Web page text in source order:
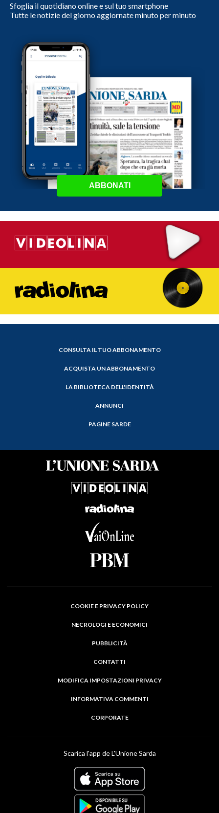
Sfoglia il quotidiano online e sul tuo smartphone
Tutte le notizie del giorno aggiornate minuto per minuto
ABBONATI
CONSULTA IL TUO ABBONAMENTO
ACQUISTA UN ABBONAMENTO
LA BIBLIOTECA DELL'IDENTITÀ
ANNUNCI
PAGINE SARDE
COOKIE E PRIVACY POLICY
NECROLOGI E ECONOMICI
PUBBLICITÀ
CONTATTI
MODIFICA IMPOSTAZIONI PRIVACY
INFORMATIVA COMMENTI
CORPORATE
Scarica l'app de L'Unione Sarda